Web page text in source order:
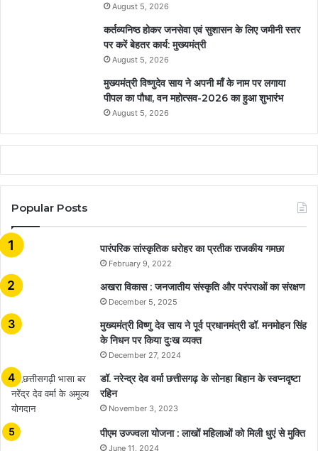
August 5, 2026
कर्तव्यनिष्ठ होकर जनसेवा एवं सुशासन के लिए जमीनी स्तर
पर करें बेहतर कार्य: मुख्यमंत्री
August 5, 2026
मुख्यमंत्री विष्णुदेव साय ने अपनी माँ के नाम पर लगाया
पीपल का पौधा, वन महोत्सव-2026 का हुआ शुभारंभ
August 5, 2026
Popular Posts
​​​​​​​पारंपरिक सांस्कृतिक धरोहर का प्रतीक राजकीय गमछा
February 9, 2022
अखरा विकास : जनजातीय संस्कृति और परंपराओं का संरक्षण
December 5, 2025
मुख्यमंत्री विष्णु देव साय ने पूर्व प्रधानमंत्री डॉ. मनमोहन सिंह
के निधन पर किया दुःख व्यक्त
December 27, 2024
डॉ. नरेन्द्र देव वर्मा छत्तीसगढ़ के सोनहा बिहान के स्वप्नदृष्टा
रहिन
November 3, 2023
पीएम उज्ज्वला योजना : लाखों महिलाओं को मिली धुएं से मुक्ति
June 11, 2024